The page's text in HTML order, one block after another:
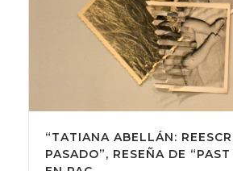
“TATIANA ABELLÁN:
PASADO”, RESEÑA DE